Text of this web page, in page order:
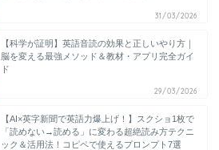
31/03/2026
【科学が証明】英語音読の効果と正しいやり方｜
脳を変える最強メソッド＆教材・アプリ完全ガイ
ド
29/03/2026
【AI×英字新聞で英語力爆上げ！】スクショ1枚で
「読めない→読める」に変わる超絶読み方テクニ
ック＆活用法！コピペで使えるプロンプト7選